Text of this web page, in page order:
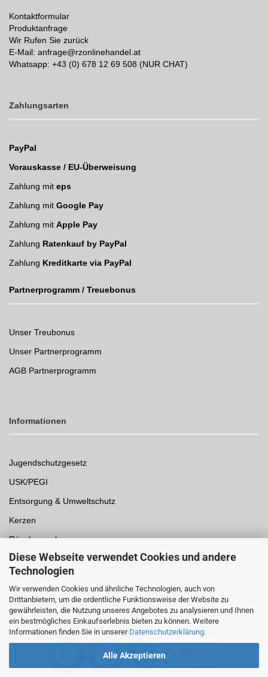
Diese Webseite verwendet Cookies und andere
Technologien
Wir verwenden Cookies und ähnliche Technologien, auch von
Drittanbietern, um die ordentliche Funktionsweise der Website zu
gewährleisten, die Nutzung unseres Angebotes zu analysieren und Ihnen
ein bestmögliches Einkaufserlebnis bieten zu können. Weitere
Informationen finden Sie in unserer Datenschutzerklärung.
Alle Akzeptieren
Kontaktformular
Produktanfrage
Wir Rufen Sie zurück
E-Mail: anfrage@rzonlinehandel.at
Whatsapp: +43 (0) 678 12 69 508 (NUR CHAT)
Zahlungsarten
PayPal
Vorauskasse / EU-Überweisung
Zahlung mit eps
Zahlung mit Google Pay
Zahlung mit Apple Pay
Zahlung Ratenkauf by PayPal
Zahlung Kreditkarte via PayPal
Partnerprogramm / Treuebonus
Unser Treubonus
Unser Partnerprogramm
AGB Partnerprogramm
Informationen
Jugendschutzgesetz
USK/PEGI
Entsorgung & Umweltschutz
Kerzen
Räucherwerke
Spielwaren
Einwegpfand
Auszeichnungen /Sicherheit